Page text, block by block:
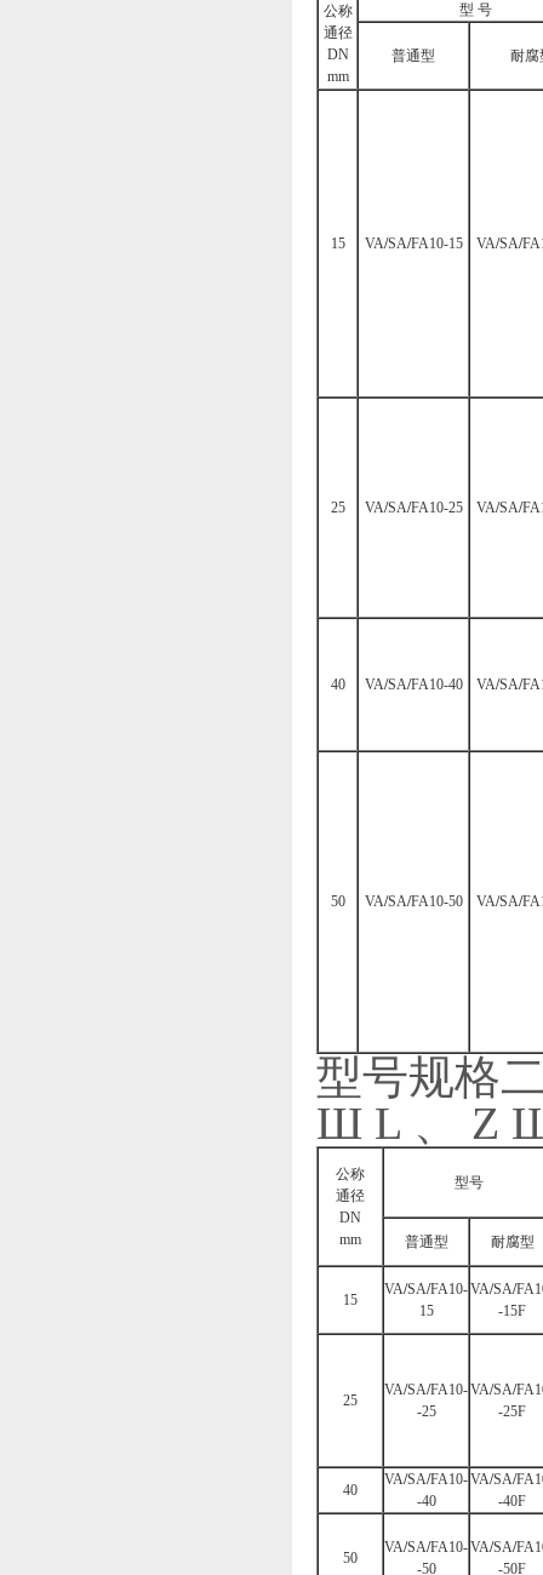
公称
通径
DN
mm
型 号
普通型 耐腐
15 VA/SA/FA10-15 VA/SA/
25 VA/SA/FA10-25 VA/SA/
40 VA/SA/FA10-40 VA/SA/
50 VA/SA/FA10-50 VA/SA/
型号规格
Ш L 、 Z
公称
通径
DN
mm
型号
普通型 耐腐型
15
VA/SA/FA10-
15
VA/SA/
-15F
25
VA/SA/FA10-
-25
VA/SA/
-25F
40
VA/SA/FA10-
-40
VA/SA/
-40F
50
VA/SA/FA10-
-50
VA/SA/
-50F